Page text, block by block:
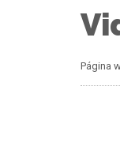
Página